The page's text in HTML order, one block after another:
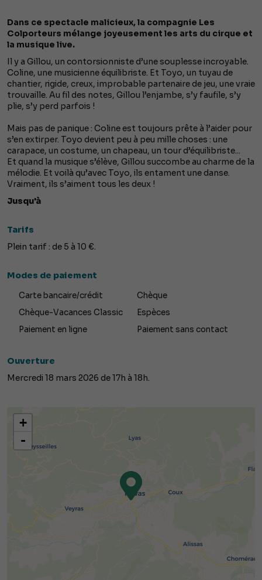
Dans ce spectacle malicieux, la compagnie Les
Colporteurs mélange joyeusement les arts du cirque et
la musique live.
Il y a Gillou, un contorsionniste d’une souplesse incroyable.
Coline, une musicienne équilibriste. Et Toyo, un tuyau de
chantier, rigide, creux, improbable partenaire de jeu, une vraie
trouvaille. Au fil des notes, Gillou l’enjambe, s’y faufile, s’y
plie, s’y perd parfois !
Mais pas de panique : Coline est toujours prête à l’aider pour
s’en extirper. Toyo devient peu à peu mille choses : une
carapace, un costume, un chapeau, un tour d’équilibriste...
Et quand la musique s’élève, Gillou succombe au charme de la
mélodie. Et voilà qu’avec Toyo, ils entament une danse.
Vraiment, ils s’aiment tous les deux !
Jusqu'à
Tarifs
Plein tarif : de 5 à 10 €.
Modes de paiement
Carte bancaire/crédit
Chèque
Chèque-Vacances Classic
Espèces
Paiement en ligne
Paiement sans contact
Ouverture
Mercredi 18 mars 2026 de 17h à 18h.
+
-